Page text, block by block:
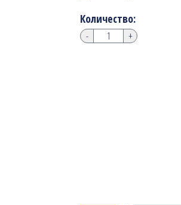
Количество:
- +